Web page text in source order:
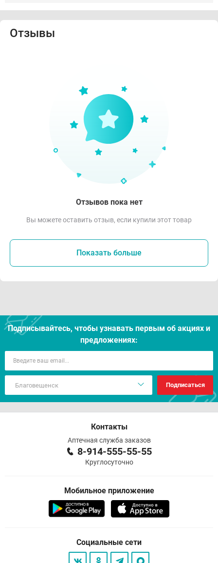
Отзывы
Отзывов пока нет
Вы можете оставить отзыв, если купили этот товар
Показать больше
Подписывайтесь, чтобы узнавать первым об акцияx и
предложениях:
Подписаться
Контакты
Аптечная служба заказов
8-914-555-55-55
Круглосуточно
Мобильное приложение
Социальные сети